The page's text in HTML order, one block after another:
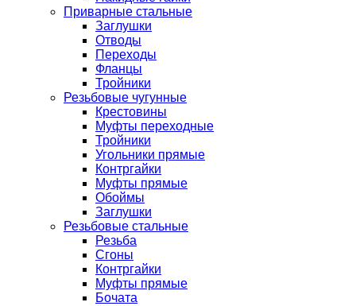
Приварные стальные
Заглушки
Отводы
Переходы
Фланцы
Тройники
Резьбовые чугунные
Крестовины
Муфты переходные
Тройники
Угольники прямые
Контргайки
Муфты прямые
Обоймы
Заглушки
Резьбовые стальные
Резьба
Сгоны
Контргайки
Муфты прямые
Бочата